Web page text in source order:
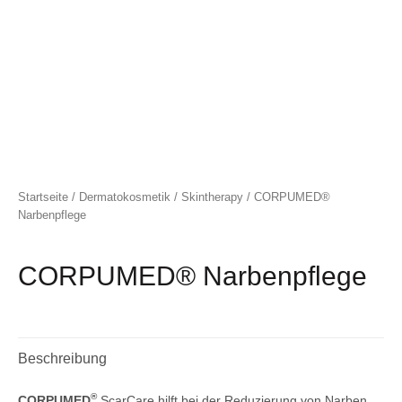
Startseite / Dermatokosmetik / Skintherapy / CORPUMED®
Narbenpflege
CORPUMED® Narbenpflege
Beschreibung
®